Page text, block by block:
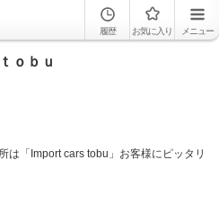
履歴 お気に入り メニュー
ｏｂｕ
は「Import cars tobu」お客様にピッタリ